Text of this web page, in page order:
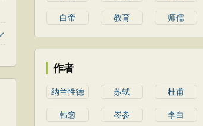
白帝 教育 师儒
作者
纳兰性德 苏轼 杜甫
韩愈 岑参 李白